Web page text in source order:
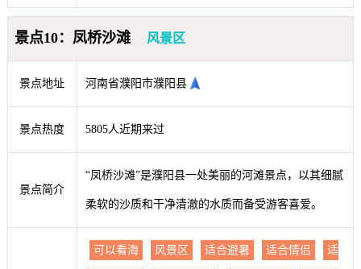
景点10：凤桥沙滩 风景区
景点地址 河南省濮阳市濮阳县
景点热度 5805人近期来过
景点简介
“凤桥沙滩”是濮阳县一处美丽的河滩景点，以其细腻
柔软的沙质和干净清澈的水质而备受游客喜爱。
可以看海 风景区 适合避暑 适合情侣 适